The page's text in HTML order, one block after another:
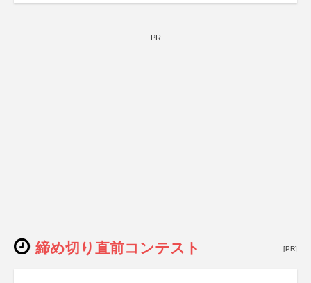
会、森林火災対策協会
PR
締め切り直前コンテスト [PR]